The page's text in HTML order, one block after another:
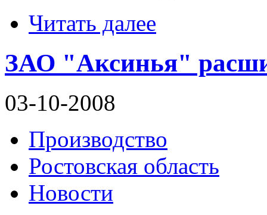
Читать далее
ЗАО "Аксинья"
03-10-2008
Производство
Ростовская область
Новости